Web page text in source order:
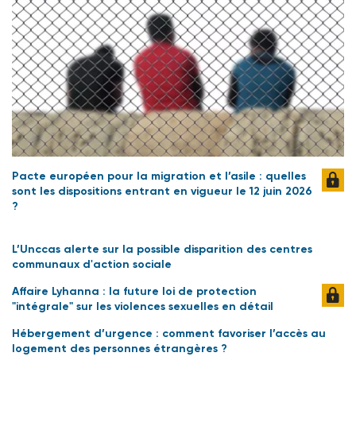
Pacte européen pour la migration et l’asile : quelles
sont les dispositions entrant en vigueur le 12 juin 2026
?
L’Unccas alerte sur la possible disparition des centres
communaux d'action sociale
Affaire Lyhanna : la future loi de protection
"intégrale" sur les violences sexuelles en détail
Hébergement d’urgence : comment favoriser l’accès au
logement des personnes étrangères ?